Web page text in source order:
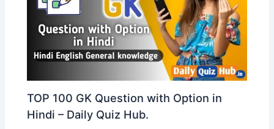
TOP 100 GK Question with Option in
Hindi – Daily Quiz Hub.